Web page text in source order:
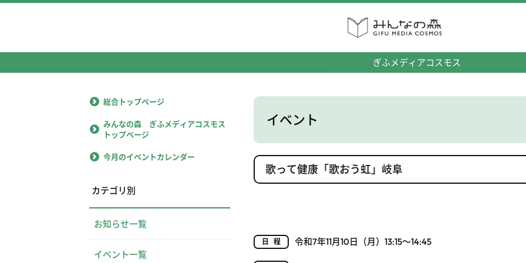
ぎふメディアコスモス
イベント
歌って健康「歌おう虹」岐阜
日程 令和7年11月10日（月）13:15～14:45
総合トップページ
みんなの森 ぎふメディアコスモス
トップページ
今月のイベントカレンダー
カテゴリ別
お知らせ一覧
イベント一覧